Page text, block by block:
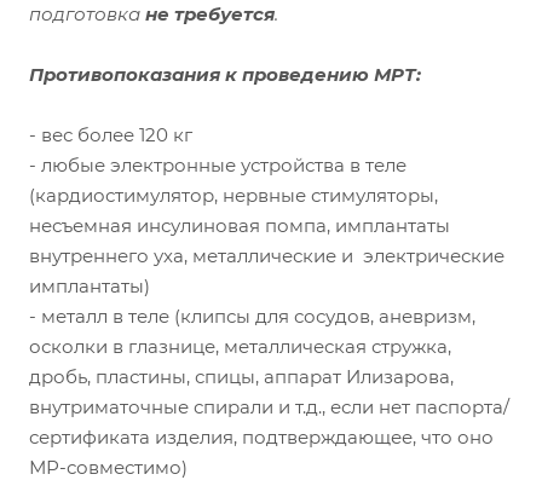
подготовка не требуется.
Противопоказания к проведению МРТ:
- вес более 120 кг
- любые электронные устройства в теле
(кардиостимулятор, нервные стимуляторы,
несъемная инсулиновая помпа, имплантаты
внутреннего уха, металлические и электрические
имплантаты)
- металл в теле (клипсы для сосудов, аневризм,
осколки в глазнице, металлическая стружка,
дробь, пластины, спицы, аппарат Илизарова,
внутриматочные спирали и т.д., если нет паспорта/
сертификата изделия, подтверждающее, что оно
МР-совместимо)